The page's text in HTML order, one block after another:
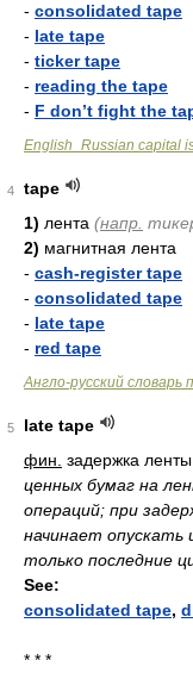
- consolidated tape
- late tape
- ticker tape
- reading the tape
- F don’t fight the
English_Russian capital
4
tape
1) лента (напр.
2) магнитная лента
- cash-register tape
- consolidated tape
- late tape
- red tape
Англо-русский словарь
5
late tape
фин. задержка ленты
ценных бумаг на
операций; при
начинает опускать
только последние
See:
consolidated tape,
* * *